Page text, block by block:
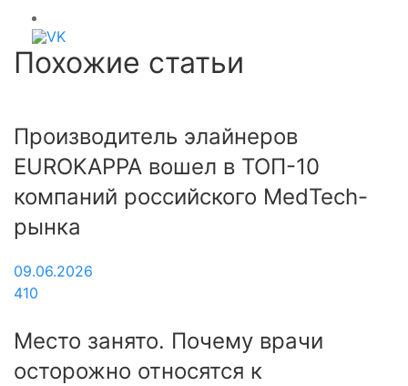
Похожие статьи
Производитель элайнеров
EUROKAPPA вошел в ТОП-10
компаний российского MedTech-
рынка
09.06.2026
410
Место занято. Почему врачи
осторожно относятся к